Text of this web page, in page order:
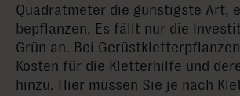
Quadratmeter die günstigste Art,
bepflanzen. Es fällt nur die
Grün an. Bei
Kosten für die Kletterhilfe und
hinzu. Hier müssen Sie je nach